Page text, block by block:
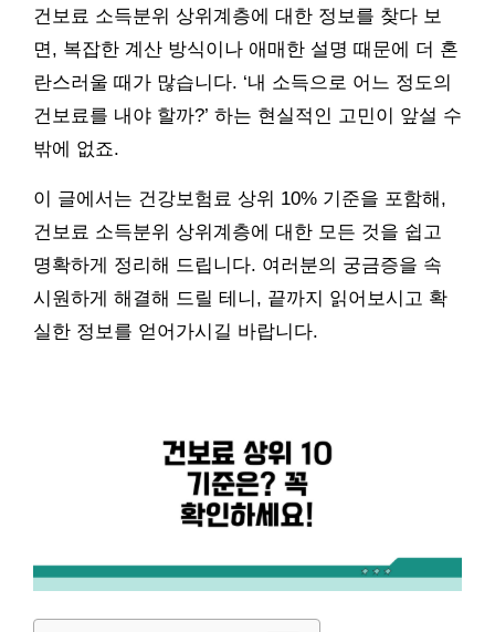
건보료 소득분위 상위계층에 대한 정보를 찾다 보
면, 복잡한 계산 방식이나 애매한 설명 때문에 더 혼
란스러울 때가 많습니다. ‘내 소득으로 어느 정도의
건보료를 내야 할까?’ 하는 현실적인 고민이 앞설 수
밖에 없죠.
이 글에서는 건강보험료 상위 10% 기준을 포함해,
건보료 소득분위 상위계층에 대한 모든 것을 쉽고
명확하게 정리해 드립니다. 여러분의 궁금증을 속
시원하게 해결해 드릴 테니, 끝까지 읽어보시고 확
실한 정보를 얻어가시길 바랍니다.